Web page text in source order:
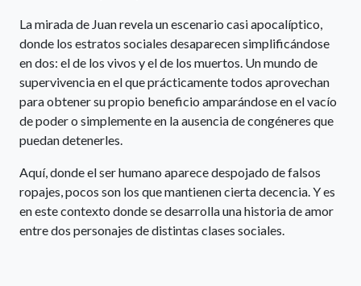
La mirada de Juan revela un escenario casi apocalíptico,
donde los estratos sociales desaparecen simplificándose
en dos: el de los vivos y el de los muertos. Un mundo de
supervivencia en el que prácticamente todos aprovechan
para obtener su propio beneficio amparándose en el vacío
de poder o simplemente en la ausencia de congéneres que
puedan detenerles.
Aquí, donde el ser humano aparece despojado de falsos
ropajes, pocos son los que mantienen cierta decencia. Y es
en este contexto donde se desarrolla una historia de amor
entre dos personajes de distintas clases sociales.